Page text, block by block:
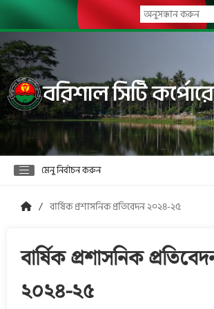
বরিশাল সিটি
মেনু নির্বাচন করুন
বার্ষিক প্রশাসনিক প্রতিবেদন ২০২৪-২৫
বার্ষিক প্রশাসনিক
২০২৪-২৫